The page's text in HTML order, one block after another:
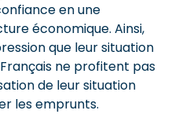
en une
économique. Ainsi,
que leur situation
ne profitent pas
de leur situation
les emprunts.